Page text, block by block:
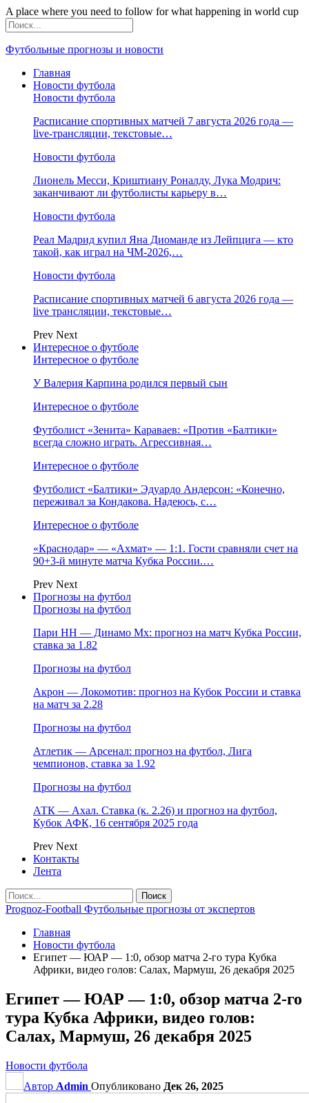
A place where you need to follow for what happening in world cup
Футбольные прогнозы и новости
Главная
Новости футбола
Новости футбола
Расписание спортивных матчей 7 августа 2026 года —
live-трансляции, текстовые…
Новости футбола
Лионель Месси, Криштиану Роналду, Лука Модрич:
заканчивают ли футболисты карьеру в…
Новости футбола
Реал Мадрид купил Яна Диоманде из Лейпцига — кто
такой, как играл на ЧМ-2026,…
Новости футбола
Расписание спортивных матчей 6 августа 2026 года —
live трансляции, текстовые…
Prev Next
Интересное о футболе
Интересное о футболе
У Валерия Карпина родился первый сын
Интересное о футболе
Футболист «Зенита» Караваев: «Против «Балтики»
всегда сложно играть. Агрессивная…
Интересное о футболе
Футболист «Балтики» Эдуардо Андерсон: «Конечно,
переживал за Кондакова. Надеюсь, с…
Интересное о футболе
«Краснодар» — «Ахмат» — 1:1. Гости сравняли счет на
90+3‑й минуте матча Кубка России.…
Prev Next
Прогнозы на футбол
Прогнозы на футбол
Пари НН — Динамо Мх: прогноз на матч Кубка России,
ставка за 1.82
Прогнозы на футбол
Акрон — Локомотив: прогноз на Кубок России и ставка
на матч за 2.28
Прогнозы на футбол
Атлетик — Арсенал: прогноз на футбол, Лига
чемпионов, ставка за 1.92
Прогнозы на футбол
АТК — Ахал. Ставка (к. 2.26) и прогноз на футбол,
Кубок АФК, 16 сентября 2025 года
Prev Next
Контакты
Лента
Prognoz-Football Футбольные прогнозы от экспертов
Главная
Новости футбола
Египет — ЮАР — 1:0, обзор матча 2-го тура Кубка
Африки, видео голов: Салах, Мармуш, 26 декабря 2025
Египет — ЮАР — 1:0, обзор матча 2-го
тура Кубка Африки, видео голов:
Салах, Мармуш, 26 декабря 2025
Новости футбола
Автор Admin Опубликовано Дек 26, 2025